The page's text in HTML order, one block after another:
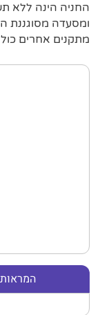
החניה הינה ללא
ומסעדה מסוגננת
מתקנים אחרים
המראות